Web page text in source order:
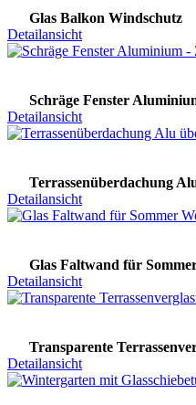
Glas Balkon Windschutz
Detailansicht
Schräge Fenster
Detailansicht
Terrassenüberdachung
Detailansicht
Glas Faltwand für
Detailansicht
Transparente
Detailansicht